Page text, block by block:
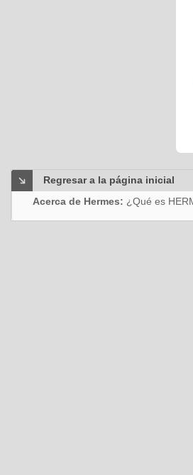
Regresar a la página inicial
Acerca de Hermes: ¿Qué es